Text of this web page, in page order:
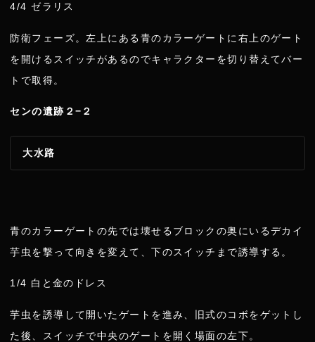
4/4 ゼラリス
防衛フェーズ。左上にある青のカラーゲートに右上のゲート
を開けるスイッチがあるのでキャラクターを切り替えてバー
トで取得。
センの遺跡２−２
大水路
青のカラーゲートの先では壊せるブロックの奥にいるデカイ
芋虫を撃って向きを変えて、下のスイッチまで誘導する。
1/4 白と金のドレス
芋虫を誘導して開いたゲートを進み、旧式のコボをゲットし
た後、スイッチで中央のゲートを開く場面の左下。